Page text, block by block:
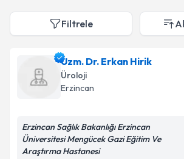
Filtrele
Uzm. Dr. Erkan Hirik
Üroloji
Erzincan
Erzincan Sağlık Bakanlığı Erzincan
Üniversitesi Mengücek Gazi Eğitim Ve
Araştırma Hastanesi